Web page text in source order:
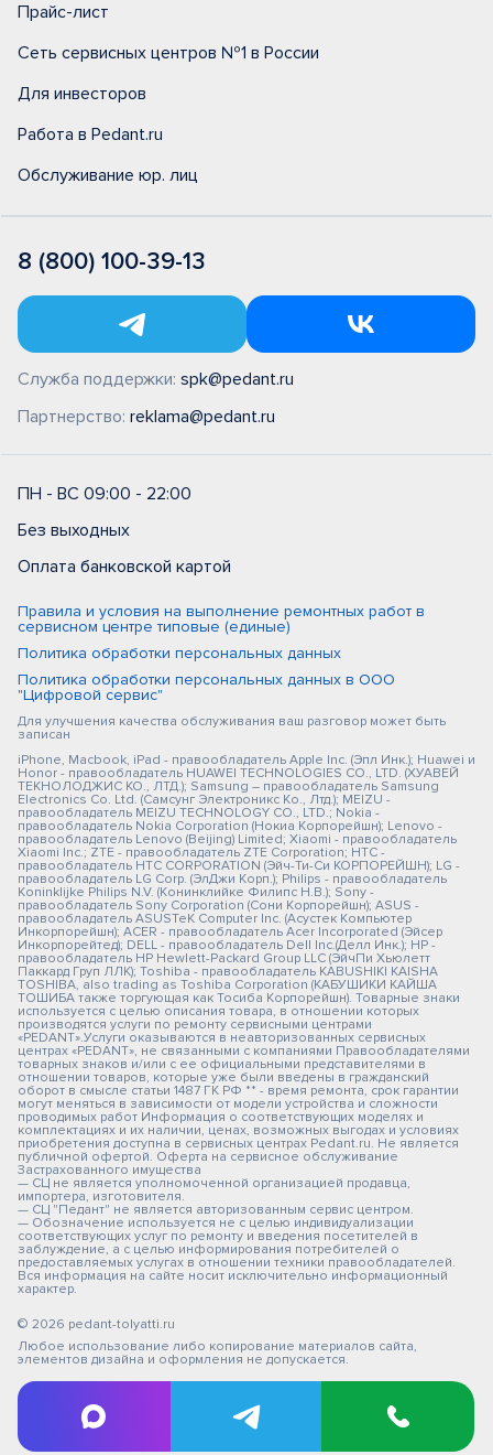
Прайс-лист
Сеть сервисных центров №1 в России
Для инвесторов
Работа в Pedant.ru
Обслуживание юр. лиц
8 (800) 100-39-13
Служба поддержки: spk@pedant.ru
Партнерство: reklama@pedant.ru
ПН - ВС 09:00 - 22:00
Без выходных
Оплата банковской картой
Правила и условия на выполнение ремонтных работ в
сервисном центре типовые (единые)
Политика обработки персональных данных
Политика обработки персональных данных в ООО
"Цифровой сервис"
Для улучшения качества обслуживания ваш разговор может быть
записан
iPhone, Macbook, iPad - правообладатель Apple Inc. (Эпл Инк.); Huawei и
Honor - правообладатель HUAWEI TECHNOLOGIES CO., LTD. (ХУАВЕЙ
ТЕКНОЛОДЖИС КО., ЛТД.); Samsung – правообладатель Samsung
Electronics Co. Ltd. (Самсунг Электроникс Ко., Лтд.); MEIZU -
правообладатель MEIZU TECHNOLOGY CO., LTD.; Nokia -
правообладатель Nokia Corporation (Нокиа Корпорейшн); Lenovo -
правообладатель Lenovo (Beijing) Limited; Xiaomi - правообладатель
Xiaomi Inc.; ZTE - правообладатель ZTE Corporation; HTC -
правообладатель HTC CORPORATION (Эйч-Ти-Си КОРПОРЕЙШН); LG -
правообладатель LG Corp. (ЭлДжи Корп.); Philips - правообладатель
Koninklijke Philips N.V. (Конинклийке Филипс Н.В.); Sony -
правообладатель Sony Corporation (Сони Корпорейшн); ASUS -
правообладатель ASUSTeK Computer Inc. (Асустек Компьютер
Инкорпорейшн); ACER - правообладатель Acer Incorporated (Эйсер
Инкорпорейтед); DELL - правообладатель Dell Inc.(Делл Инк.); HP -
правообладатель HP Hewlett-Packard Group LLC (ЭйчПи Хьюлетт
Паккард Груп ЛЛК); Toshiba - правообладатель KABUSHIKI KAISHA
TOSHIBA, also trading as Toshiba Corporation (КАБУШИКИ КАЙША
ТОШИБА также торгующая как Тосиба Корпорейшн). Товарные знаки
используется с целью описания товара, в отношении которых
производятся услуги по ремонту сервисными центрами
«PEDANT».Услуги оказываются в неавторизованных сервисных
центрах «PEDANT», не связанными с компаниями Правообладателями
товарных знаков и/или с ее официальными представителями в
отношении товаров, которые уже были введены в гражданский
оборот в смысле статьи 1487 ГК РФ ** - время ремонта, срок гарантии
могут меняться в зависимости от модели устройства и сложности
проводимых работ Информация о соответствующих моделях и
комплектациях и их наличии, ценах, возможных выгодах и условиях
приобретения доступна в сервисных центрах Pedant.ru. Не является
публичной офертой. Оферта на сервисное обслуживание
Застрахованного имущества
— СЦ не является уполномоченной организацией продавца,
импортера, изготовителя.
— СЦ "Педант" не является авторизованным сервис центром.
— Обозначение используется не с целью индивидуализации
соответствующих услуг по ремонту и введения посетителей в
заблуждение, а с целью информирования потребителей о
предоставляемых услугах в отношении техники правообладателей.
Вся информация на сайте носит исключительно информационный
характер.
© 2026 pedant-tolyatti.ru
Любое использование либо копирование материалов сайта,
элементов дизайна и оформления не допускается.